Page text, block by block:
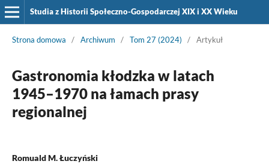
Studia z Historii Społeczno-Gospodarczej XIX i XX Wieku
Strona domowa / Archiwum / Tom 27 (2024) / Artykuł
Gastronomia kłodzka w latach
1945–1970 na łamach prasy
regionalnej
Romuald M. Łuczyński